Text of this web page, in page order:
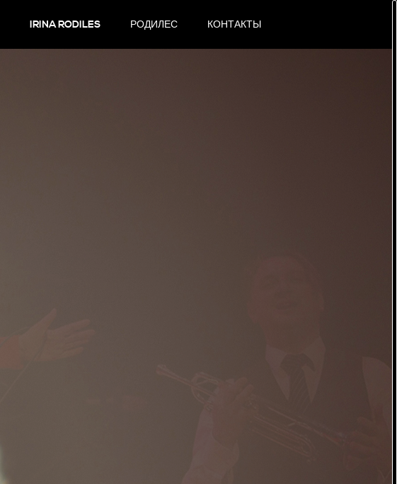
IRINA RODILES РОДИЛЕС КОНТАКТЫ